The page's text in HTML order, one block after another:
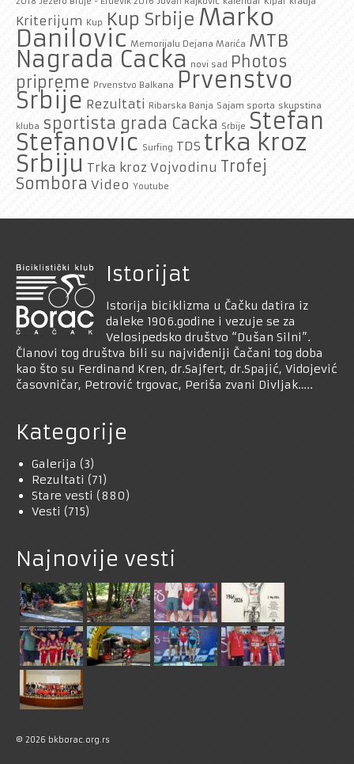
Kriterijum Kup Kup Srbije Marko
Danilovic Memorijalu Dejana Marića MTB
Nagrada Cacka novi sad
Photos
pripreme
Prvenstvo Balkana Prvenstvo
Srbije Rezultati Ribarska Banja Sajam sporta skupstina
kluba sportista grada Cacka Srbije Stefan
Stefanovic Surfing TDS trka kroz
Srbiju Trka kroz Vojvodinu Trofej
Sombora Video Youtube
Istorijat
Istorija biciklizma u Čačku datira iz
daleke 1906.godine i vezuje se za
Velosipedsko društvo “Dušan Silni”.
Članovi tog društva bili su najviđeniji Čačani tog doba
kao što su Ferdinand Kren, dr.Sajfert, dr.Spajić, Vidojević
časovničar, Petrović trgovac, Periša zvani Divljak…..
Kategorije
Galerija (3)
Rezultati (71)
Stare vesti (880)
Vesti (715)
Najnovije vesti
© 2026 bkborac.org.rs